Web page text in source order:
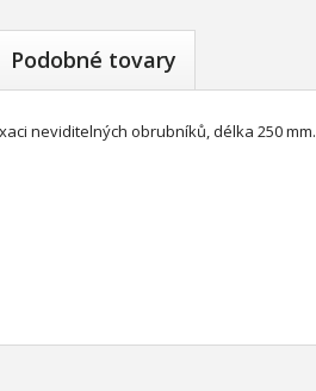
Podobné tovary
neviditelných obrubníků, délka 250 mm.